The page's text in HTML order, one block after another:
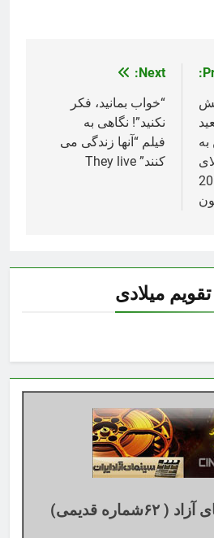
2019
Next:
“خواب بمانید، فکر
نکنید”! نگاهی به
فیلم “آنها زندگی می
کنند” They live
میلادی
قدیمی)